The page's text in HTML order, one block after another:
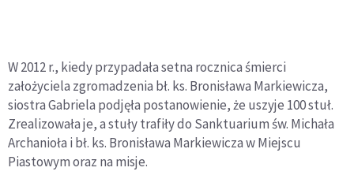
W 2012 r., kiedy przypadała setna rocznica śmierci
założyciela zgromadzenia bł. ks. Bronisława Markiewicza,
siostra Gabriela podjęła postanowienie, że uszyje 100 stuł.
Zrealizowała je, a stuły trafiły do Sanktuarium św. Michała
Archanioła i bł. ks. Bronisława Markiewicza w Miejscu
Piastowym oraz na misje.